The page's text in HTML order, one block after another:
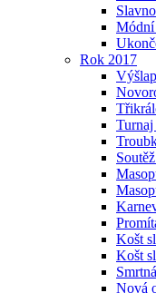
Módní
Rok 2017
Turnaj
Košt
Košt
Nová